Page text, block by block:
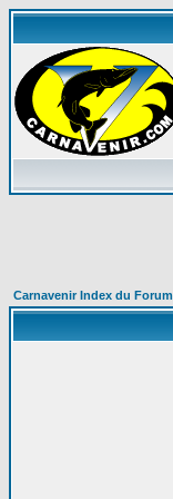
Carnavenir Index du Forum